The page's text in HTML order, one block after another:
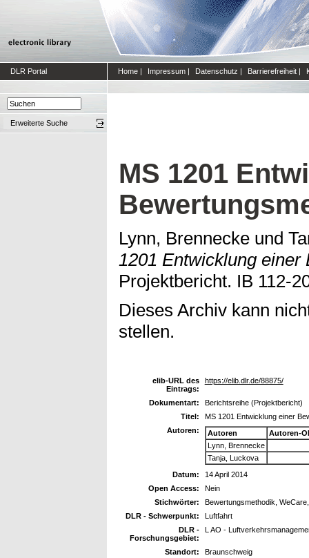
DLR Portal Home | Impressum | Datenschutz | Barrierefreiheit |
Erweiterte Suche
MS 1201
Lynn, Brennecke und
1201 Entwicklung einer
Projektbericht. IB 112-
Dieses Archiv kann
stellen.
elib-URL des
Eintrags:
https://elib.dlr.de/88875/
Dokumentart:
Berichtsreihe (Projektbericht)
Titel:
MS 1201 Entwicklung einer
Autoren:
Autoren
Autoren-
Lynn, Brennecke
Tanja, Luckova
Datum:
14 April 2014
Open Access:
Nein
Stichwörter:
Bewertungsmethodik,
DLR - Schwerpunkt:
Luftfahrt
DLR -
Forschungsgebiet:
L AO -
Standort:
Braunschweig